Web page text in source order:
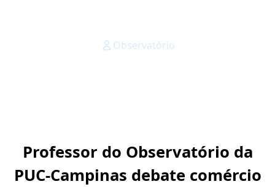
Observatório
Professor do Observatório da
PUC-Campinas debate comércio